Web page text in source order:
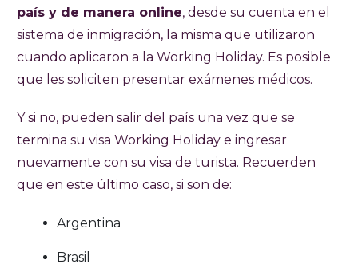
país y de manera online, desde su cuenta en el
sistema de inmigración, la misma que utilizaron
cuando aplicaron a la Working Holiday. Es posible
que les soliciten presentar exámenes médicos.
Y si no, pueden salir del país una vez que se
termina su visa Working Holiday e ingresar
nuevamente con su visa de turista. Recuerden
que en este último caso, si son de:
Argentina
Brasil